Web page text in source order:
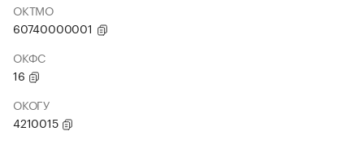
ОКТМО
60740000001
ОКФС
16
ОКОГУ
4210015